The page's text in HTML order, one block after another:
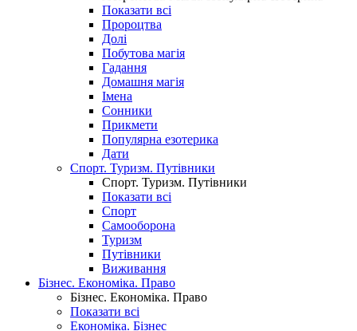
Показати всі
Пророцтва
Долі
Побутова магія
Гадання
Домашня магія
Імена
Сонники
Прикмети
Популярна езотерика
Дати
Спорт. Туризм. Путівники
Спорт. Туризм. Путівники
Показати всі
Спорт
Самооборона
Туризм
Путівники
Виживання
Бізнес. Економіка. Право
Бізнес. Економіка. Право
Показати всі
Економіка. Бізнес